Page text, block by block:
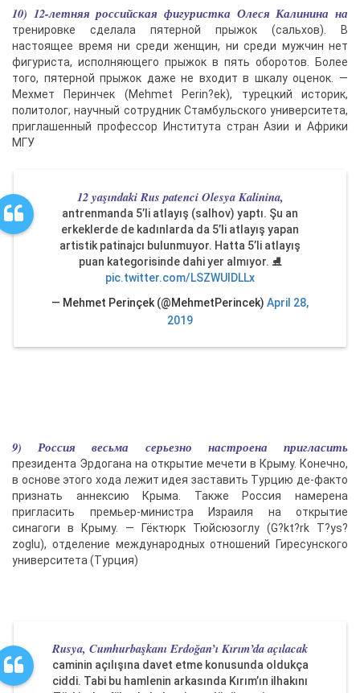
10) 12-летняя российская фигуристка Олеся Калинина на
тренировке сделала пятерной прыжок (сальхов). В
настоящее время ни среди женщин, ни среди мужчин нет
фигуриста, исполняющего прыжок в пять оборотов. Более
того, пятерной прыжок даже не входит в шкалу оценок. —
Мехмет Перинчек (Mehmet Perin?ek), турецкий историк,
политолог, научный сотрудник Стамбульского университета,
приглашенный профессор Института стран Азии и Африки
МГУ
12 yaşındaki Rus patenci Olesya Kalinina,
antrenmanda 5’li atlayış (salhov) yaptı. Şu an
erkeklerde de kadınlarda da 5’li atlayış yapan
artistik patinajcı bulunmuyor. Hatta 5’li atlayış
puan kategorisinde dahi yer almıyor. ⛸
pic.twitter.com/LSZWUIDLLx
— Mehmet Perinçek (@MehmetPerincek) April 28,
2019
9) Россия весьма серьезно настроена пригласить
президента Эрдогана на открытие мечети в Крыму. Конечно,
в основе этого хода лежит идея заставить Турцию де-факто
признать аннексию Крыма. Также Россия намерена
пригласить премьер-министра Израиля на открытие
синагоги в Крыму. — Гёктюрк Тюйсюзоглу (G?kt?rk T?ys?
zoglu), отделение международных отношений Гиресунского
университета (Турция)
Rusya, Cumhurbaşkanı Erdoğan’ı Kırım’da açılacak
caminin açılışına davet etme konusunda oldukça
ciddi. Tabi bu hamlenin arkasında Kırım’ın ilhakını